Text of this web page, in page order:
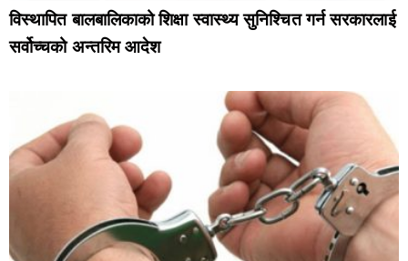
विस्थापित बालबालिकाको शिक्षा स्वास्थ्य सुनिश्चित गर्न सरकारलाई
सर्वोच्चको अन्तरिम आदेश